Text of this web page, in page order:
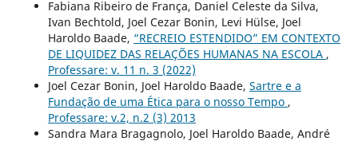
Fabiana Ribeiro de França, Daniel Celeste da Silva,
Ivan Bechtold, Joel Cezar Bonin, Levi Hülse, Joel
Haroldo Baade, “RECREIO ESTENDIDO” EM CONTEXTO
DE LIQUIDEZ DAS RELAÇÕES HUMANAS NA ESCOLA ,
Professare: v. 11 n. 3 (2022)
Joel Cezar Bonin, Joel Haroldo Baade, Sartre e a
Fundação de uma Ética para o nosso Tempo ,
Professare: v.2, n.2 (3) 2013
Sandra Mara Bragagnolo, Joel Haroldo Baade, André